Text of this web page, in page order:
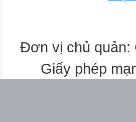
Đơn vị chủ quản:
Giấy phép